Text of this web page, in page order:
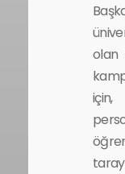
olan